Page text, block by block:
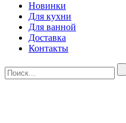
Новинки
Для кухни
Для ванной
Доставка
Контакты